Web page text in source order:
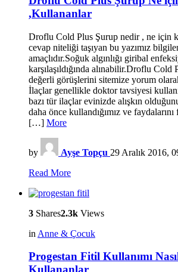
,Kullananlar
Droflu Cold Plus Şurup nedir , ne için
cevap niteliği taşıyan bu yazımız
amaçlıdır.Soğuk algınlığı giribal
karşılaşıldığında alınabilir.Droflu
değerli görüşlerini sitemize yorum
İlaçlar genellikle doktor tavsiyesi
bazı tür ilaçlar evinizde alışkın
daha önce kullandığımız ve
[…] More
by Ayşe Topçu 29 Aralık 2016,
Read More
3 Shares2.3k Views
in Anne & Çocuk
Progestan Fitil Kullanımı